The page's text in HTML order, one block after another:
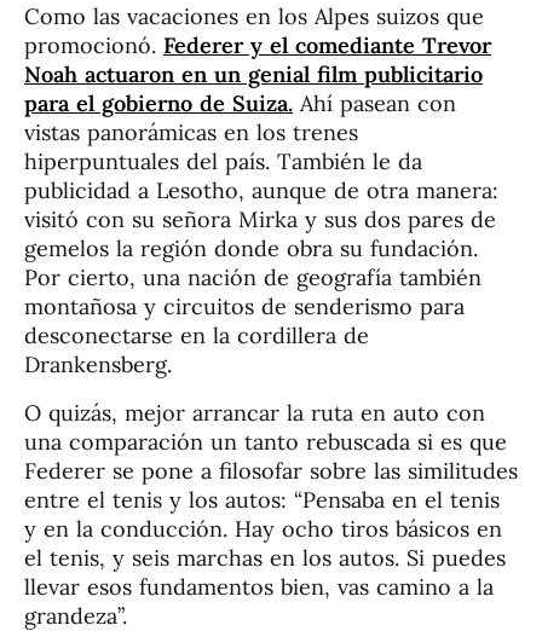
Como las vacaciones en los Alpes suizos que
promocionó. Federer y el comediante Trevor
Noah actuaron en un genial film publicitario
para el gobierno de Suiza. Ahí pasean con
vistas panorámicas en los trenes
hiperpuntuales del país. También le da
publicidad a Lesotho, aunque de otra manera:
visitó con su señora Mirka y sus dos pares de
gemelos la región donde obra su fundación.
Por cierto, una nación de geografía también
montañosa y circuitos de senderismo para
desconectarse en la cordillera de
Drankensberg.
O quizás, mejor arrancar la ruta en auto con
una comparación un tanto rebuscada si es que
Federer se pone a filosofar sobre las similitudes
entre el tenis y los autos: “Pensaba en el tenis
y en la conducción. Hay ocho tiros básicos en
el tenis, y seis marchas en los autos. Si puedes
llevar esos fundamentos bien, vas camino a la
grandeza”.